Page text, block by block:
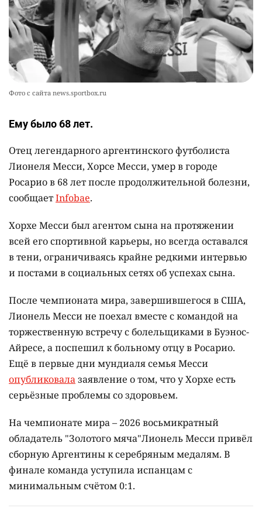
представление о жизни на Земле
2379 0 13
Фото с сайта news.sportbox.ru
Ему было 68 лет.
Отец легендарного аргентинского футболиста
Лионеля Месси, Хорсе Месси, умер в городе
Росарио в 68 лет после продолжительной болезни,
сообщаетInfobae.
Хорхе Месси был агентом сына на протяжении
всей его спортивной карьеры, но всегда оставался
в тени, ограничиваясь крайне редкими интервью
и постами в социальных сетях об успехах сына.
После чемпионата мира, завершившегося в США,
Лионель Месси не поехал вместе с командой на
торжественную встречу с болельщиками в Буэнос-
Айресе, а поспешил к больному отцу в Росарио.
Ещё в первые дни мундиаля семья Месси
опубликовалазаявление о том, что у Хорхе есть
серьёзные проблемы со здоровьем.
На чемпионате мира – 2026 восьмикратный
обладатель "Золотого мяча"Лионель Месси привёл
сборную Аргентины к серебряным медалям. В
финале команда уступила испанцам с
минимальным счётом 0:1.